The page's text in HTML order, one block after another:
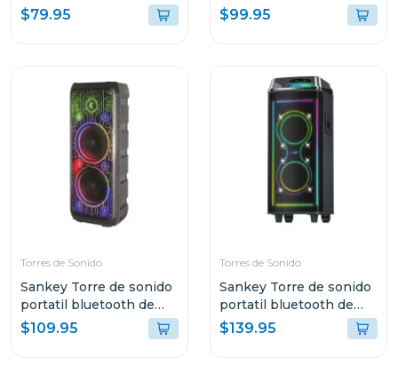
bluetooth pa12dcm
$79.95
sonido envolvente 3d
hmt200
$99.95
Torres de Sonido
Sankey Torre de sonido
portatil bluetooth de
50w rms 10dcc54t
$109.95
Torres de Sonido
Sankey Torre de sonido
portatil bluetooth de
60w rms pa8dcn
$139.95